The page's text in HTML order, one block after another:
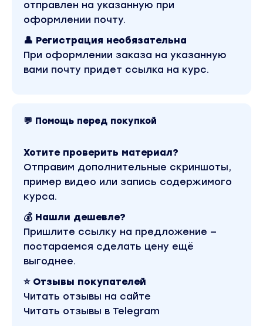
Правовые аспекты
Требования к специалистам и салонам, техника
безопасности
Самозанятость
Оснащение кабинета косметолога
Санитария и гигиена, дезинфекция
Санитарный минимум и правила в работе
Модуль 2. Анатомия для косметологов
Строение области головы и шеи
Жевательная и мимическая мускулатура
Кровоснабжение и лимфатическая система
отправлен на указанную при
оформлении почту.
👤 Регистрация необязательна
При оформлении заказа на указанную
вами почту придет ссылка на курс.
💬 Помощь перед покупкой
Хотите проверить материал?
Отправим дополнительные скриншоты,
пример видео или запись содержимого
курса.
💰 Нашли дешевле?
Пришлите ссылку на предложение —
постараемся сделать цену ещё
выгоднее.
⭐ Отзывы покупателей
Читать отзывы на сайте
Читать отзывы в Telegram